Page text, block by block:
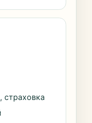
страховка